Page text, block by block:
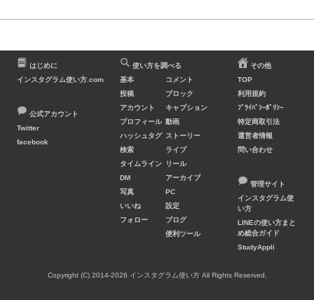
はじめに
インスタグラム使い方.com
公式アカウント
Twitter
facebook
使い方を調べる
基本
投稿
アカウント
プロフィール
ハッシュタグ
検索
タイムライン
DM
写真
いいね
フォロー
コメント
ブロック
キャプション
動画
ストーリー
ライブ
リール
アーカイブ
PC
設定
ブログ
便利ツール
その他
TOP
利用規約
ﾌﾟﾗｲﾊﾞｼｰﾎﾟﾘｼｰ
特定商取引法
運営者情報
問い合わせ
管理サイト
インスタグラム使
い方
LINEの使い方まと
め総合ガイド
StudyAppli
Copyright (C) 2014-2026 インスタグラム使い方 All Rights Reserved.